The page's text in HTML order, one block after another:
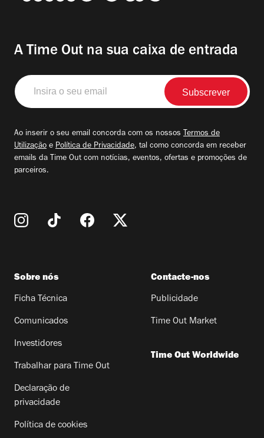
A Time Out na sua caixa de entrada
Insira
o
seu
Ao inserir o seu email concorda com os nossos Termos de
Utilização e Política de Privacidade, tal como concorda em receber
emails da Time Out com notícias, eventos, ofertas e promoções de
parceiros.
Sobre nós
Ficha Técnica
Comunicados
Investidores
Trabalhar para Time Out
Declaração de
privacidade
Política de cookies
Contacte-nos
Publicidade
Time Out Market
Time Out Worldwide